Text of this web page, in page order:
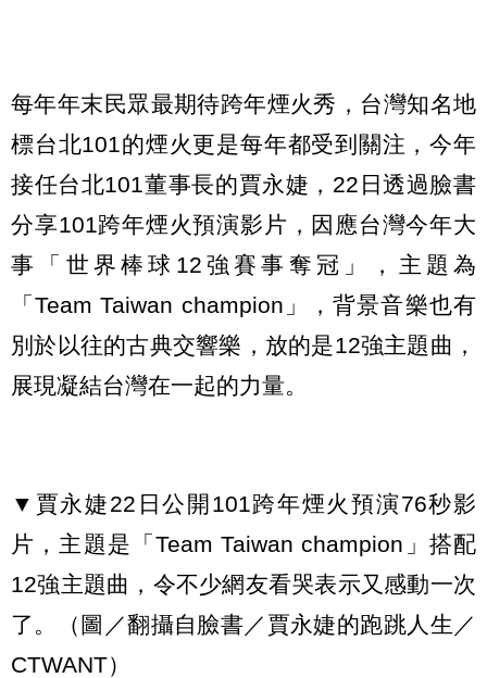
每年年末民眾最期待跨年煙火秀，台灣知名地
標台北101的煙火更是每年都受到關注，今年
接任台北101董事長的賈永婕，22日透過臉書
分享101跨年煙火預演影片，因應台灣今年大
事「世界棒球12強賽事奪冠」，主題為
「Team Taiwan champion」，背景音樂也有
別於以往的古典交響樂，放的是12強主題曲，
展現凝結台灣在一起的力量。
▼賈永婕22日公開101跨年煙火預演76秒影
片，主題是「Team Taiwan champion」搭配
12強主題曲，令不少網友看哭表示又感動一次
了。（圖／翻攝自臉書／賈永婕的跑跳人生／
CTWANT）